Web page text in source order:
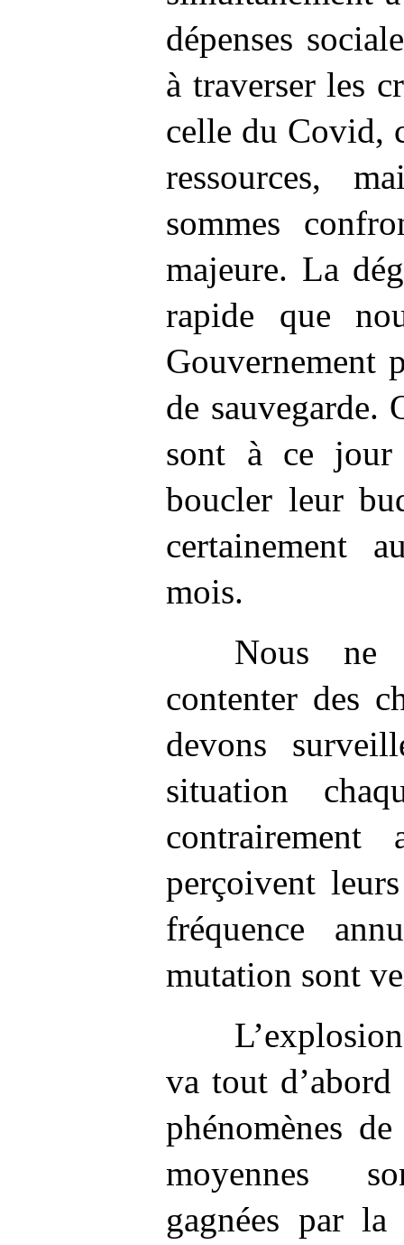
dépenses
à traverser les
celle du Covid,
ressources,
sommes
majeure. La
rapide que
Gouvernement
de sauvegarde.
sont à ce jour
boucler leur
certainement
mois.
Nous ne
contenter des
devons
situation
contrairement
perçoivent
fréquence
mutation sont
va tout
phénomènes
moyennes
gagnées par la